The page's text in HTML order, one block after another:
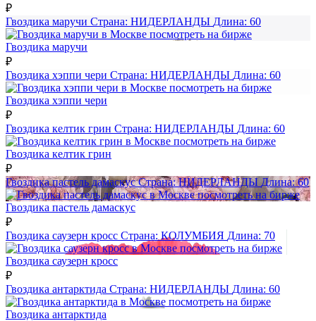
₽
Гвоздика маручи Страна: НИДЕРЛАНДЫ Длина: 60
посмотреть на бирже
Гвоздика маручи
₽
Гвоздика хэппи чери Страна: НИДЕРЛАНДЫ Длина: 60
посмотреть на бирже
Гвоздика хэппи чери
₽
Гвоздика келтик грин Страна: НИДЕРЛАНДЫ Длина: 60
посмотреть на бирже
Гвоздика келтик грин
₽
Гвоздика пастель дамаскусСтрана:НИДЕРЛАНДЫ Длина:60
посмотреть на бирже
Гвоздика пастель дамаскус
₽
Гвоздика саузерн кросс Страна: КОЛУМБИЯ Длина: 70
посмотреть на бирже
Гвоздика саузерн кросс
₽
Гвоздика антарктида Страна: НИДЕРЛАНДЫ Длина: 60
посмотреть на бирже
Гвоздика антарктида